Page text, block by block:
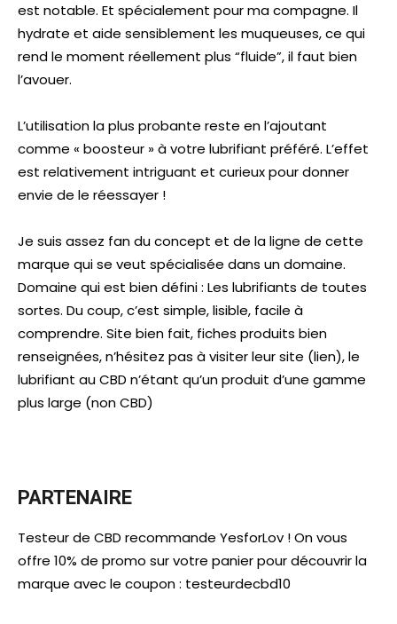
est notable. Et spécialement pour ma compagne. Il
hydrate et aide sensiblement les muqueuses, ce qui
rend le moment réellement plus “fluide”, il faut bien
l’avouer.
L’utilisation la plus probante reste en l’ajoutant
comme « boosteur » à votre lubrifiant préféré. L’effet
est relativement intriguant et curieux pour donner
envie de le réessayer !
Je suis assez fan du concept et de la ligne de cette
marque qui se veut spécialisée dans un domaine.
Domaine qui est bien défini : Les lubrifiants de toutes
sortes. Du coup, c’est simple, lisible, facile à
comprendre. Site bien fait, fiches produits bien
renseignées, n’hésitez pas à visiter leur site (lien), le
lubrifiant au CBD n’étant qu’un produit d’une gamme
plus large (non CBD)
PARTENAIRE
Testeur de CBD recommande YesforLov ! On vous
offre 10% de promo sur votre panier pour découvrir la
marque avec le coupon : testeurdecbd10